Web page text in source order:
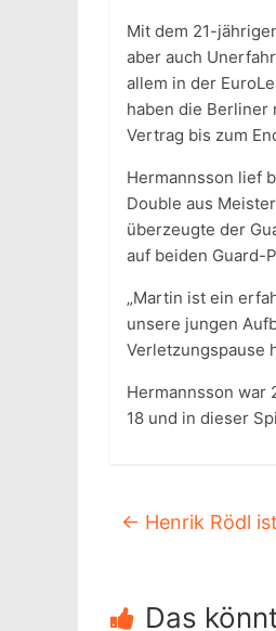
Mit dem 21-
aber auch
allem in der
haben die Berliner
Vertrag bis zum
Hermannsson lief
Double aus
überzeugte der
auf beiden Guard-
„Martin ist ein
unsere jungen
Verletzungspause
Hermannsson war
18 und in dieser
← Henrik Rödl
Das